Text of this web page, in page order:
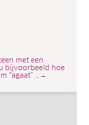
met een
bijvoorbeeld hoe
“agaat” ...→